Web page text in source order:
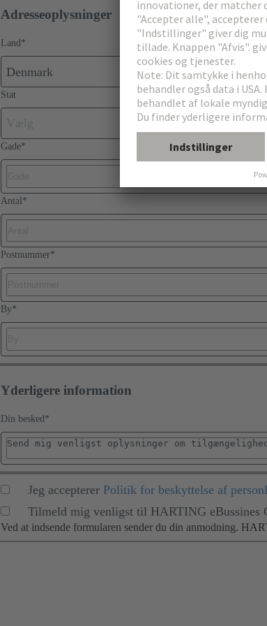
Adresseoplysninger
Land *
Denmark
Stat
Gade*
Antal*
Postnummer*
By*
Yderligere information
Din besked *
Jeg accepterer Politik for beskyttelse af
Tilmeld mig venligst til HARTING eBussines
Ved at indsende formularen sender du din anmodning.